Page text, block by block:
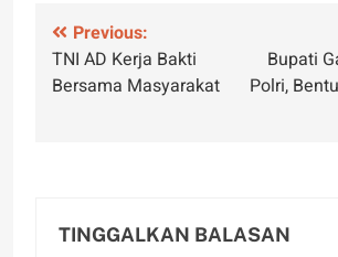
Navigasi
pos
Previous:
TNI AD Kerja Bakti
Bersama Masyarakat
Bupati
Polri,
TINGGALKAN BALASAN